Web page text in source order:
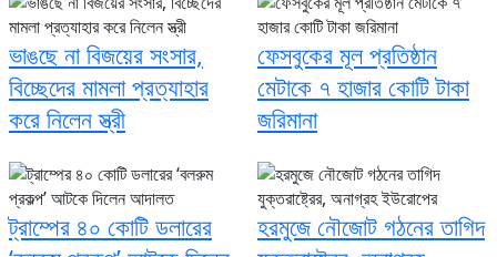
ভাঙছে না বিজয়ের সংসার,
বিচ্ছেদের মামলা প্রত্যাহার
করে নিলেন স্ত্রী
ফেসবুকের মূল প্রতিষ্ঠান
মেটাকে ৭ হাজার কোটি টাকা
জরিমানা
ট্রাম্পের ৪০ কোটি ডলারের
হরমুজে নৌজোট গঠনের তাগিদ